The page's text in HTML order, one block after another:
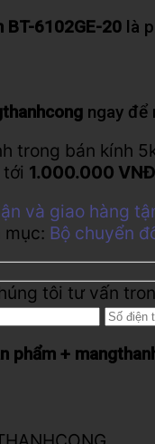
BT-6102GE-20 là
ngay để
trong bán kính
1.000.000 VNĐ
và giao hàng
mục: Bộ chuyển
tôi tư vấn
phẩm +